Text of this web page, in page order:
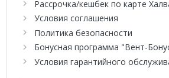
Деодорирующий фильтр.
STANDARD INVERTER - это
высокую энергоэффективность и
болезнетворных микроорганизмов и
предъявляются повышенные
Рассрочка/кешбек по карте
Условия соглашения
Политика безопасности
Бонусная программа "Вент-
Условия гарантийного